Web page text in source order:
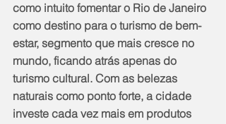
como intuito fomentar o Rio de Janeiro
como destino para o turismo de bem-
estar, segmento que mais cresce no
mundo, ficando atrás apenas do
turismo cultural. Com as belezas
naturais como ponto forte, a cidade
investe cada vez mais em produtos